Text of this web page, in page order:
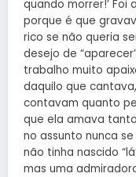
quando morrer!’ Foi
porque é que
rico se não queria
desejo de
trabalho muito
daquilo que
contavam quanto
que ela amava
no assunto nunca
não tinha nascido
mas uma